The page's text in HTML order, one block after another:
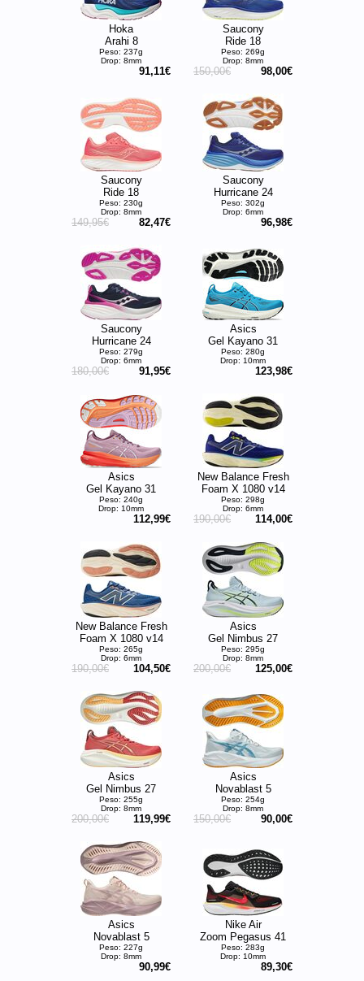
Hoka
Arahi 8
Peso: 237g
Drop: 8mm
91,11€
Saucony
Ride 18
Peso: 269g
Drop: 8mm
150,00€ 98,00€
Saucony
Ride 18
Peso: 230g
Drop: 8mm
149,95€ 82,47€
Saucony
Hurricane 24
Peso: 302g
Drop: 6mm
96,98€
Saucony
Hurricane 24
Peso: 279g
Drop: 6mm
180,00€ 91,95€
Asics
Gel Kayano 31
Peso: 280g
Drop: 10mm
123,98€
Asics
Gel Kayano 31
Peso: 240g
Drop: 10mm
112,99€
New Balance Fresh
Foam X 1080 v14
Peso: 298g
Drop: 6mm
190,00€ 114,00€
New Balance Fresh
Foam X 1080 v14
Peso: 265g
Drop: 6mm
190,00€ 104,50€
Asics
Gel Nimbus 27
Peso: 295g
Drop: 8mm
200,00€ 125,00€
Asics
Gel Nimbus 27
Peso: 255g
Drop: 8mm
200,00€ 119,99€
Asics
Novablast 5
Peso: 254g
Drop: 8mm
150,00€ 90,00€
Asics
Novablast 5
Peso: 227g
Drop: 8mm
90,99€
Nike Air
Zoom Pegasus 41
Peso: 283g
Drop: 10mm
89,30€